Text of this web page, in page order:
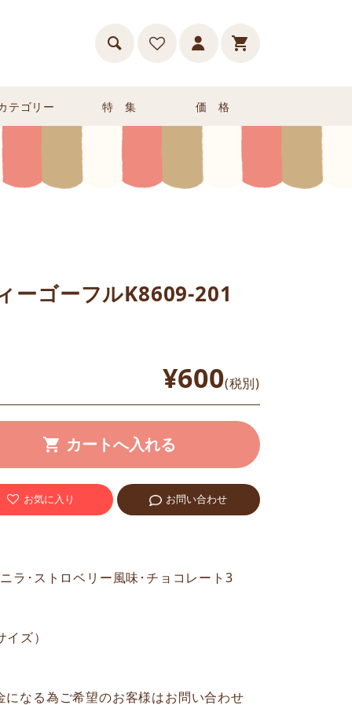
テゴリー 特 集 価 格
ーゴーフルK8609-201
ラ･ストロベリー風味･チョコレート3
ズ）
なる為ご希望のお客様はお問い合わせ
¥600(税別)
お気に入り お問い合わせ